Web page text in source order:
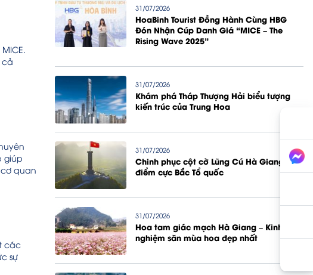
cả
giúp
quan
các
sự
31/07/2026
HoaBinh Tourist Đồng Hành Cùng HBG
Đón Nhận Cúp Danh Giá “MICE – The
Rising Wave 2025”
31/07/2026
Khám phá Tháp Thượng Hải biểu tượng
kiến trúc của Trung Hoa
31/07/2026
Chinh phục cột cờ Lũng Cú Hà Giang
điểm cực Bắc Tổ quốc
31/07/2026
Hoa tam giác mạch Hà Giang – Kinh
nghiệm săn mùa hoa đẹp nhất